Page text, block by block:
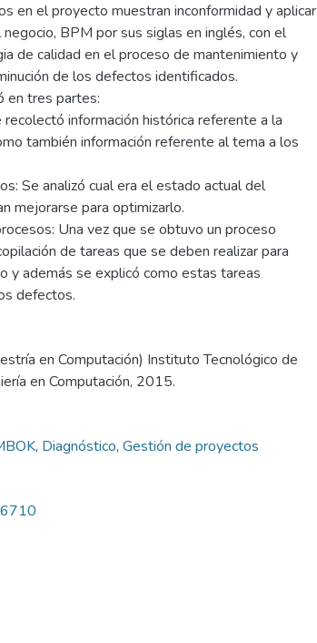
en el proyecto muestran inconformidad y aplicar
BPM por sus siglas en inglés, con el
de calidad en el proceso de mantenimiento y
de los defectos identificados.
en tres partes:
información histórica referente a la
también información referente al tema a los
Se analizó cual era el estado actual del
mejorarse para optimizarlo.
Una vez que se obtuvo un proceso
de tareas que se deben realizar para
y además se explicó como estas tareas
defectos.
en Computación) Instituto Tecnológico de
en Computación, 2015.
, Diagnóstico, Gestión de proyectos